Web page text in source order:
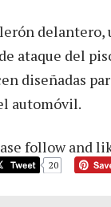
delantero,
ataque del
diseñadas
automóvil.
follow and
20